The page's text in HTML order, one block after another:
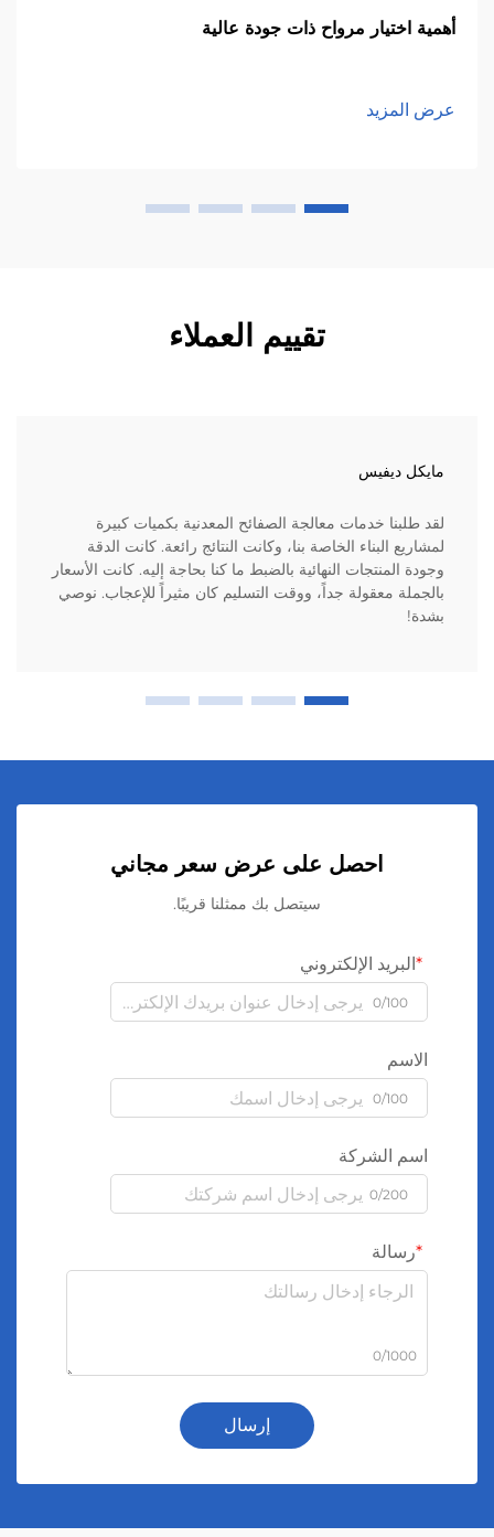
أهمية اختيار مرواح ذات جودة عالية
عرض المزيد
تقييم العملاء
مايكل ديفيس
لقد طلبنا خدمات معالجة الصفائح المعدنية بكميات كبيرة
لمشاريع البناء الخاصة بنا، وكانت النتائج رائعة. كانت الدقة
وجودة المنتجات النهائية بالضبط ما كنا بحاجة إليه. كانت الأسعار
بالجملة معقولة جداً، ووقت التسليم كان مثيراً للإعجاب. نوصي
بشدة!
احصل على عرض سعر مجاني
سيتصل بك ممثلنا قريبًا.
البريد الإلكتروني
0/100
الاسم
0/100
اسم الشركة
0/200
رسالة
0/1000
إرسال